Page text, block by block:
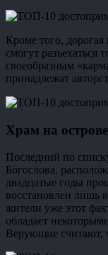
Кроме того, дорогая
смогут разъехаться
своеобразным
принадлежат
Храм на
Последний по
Богослова,
двадцатые годы
восстановлен лишь
жители уже этот
обладает
Верующие считают,